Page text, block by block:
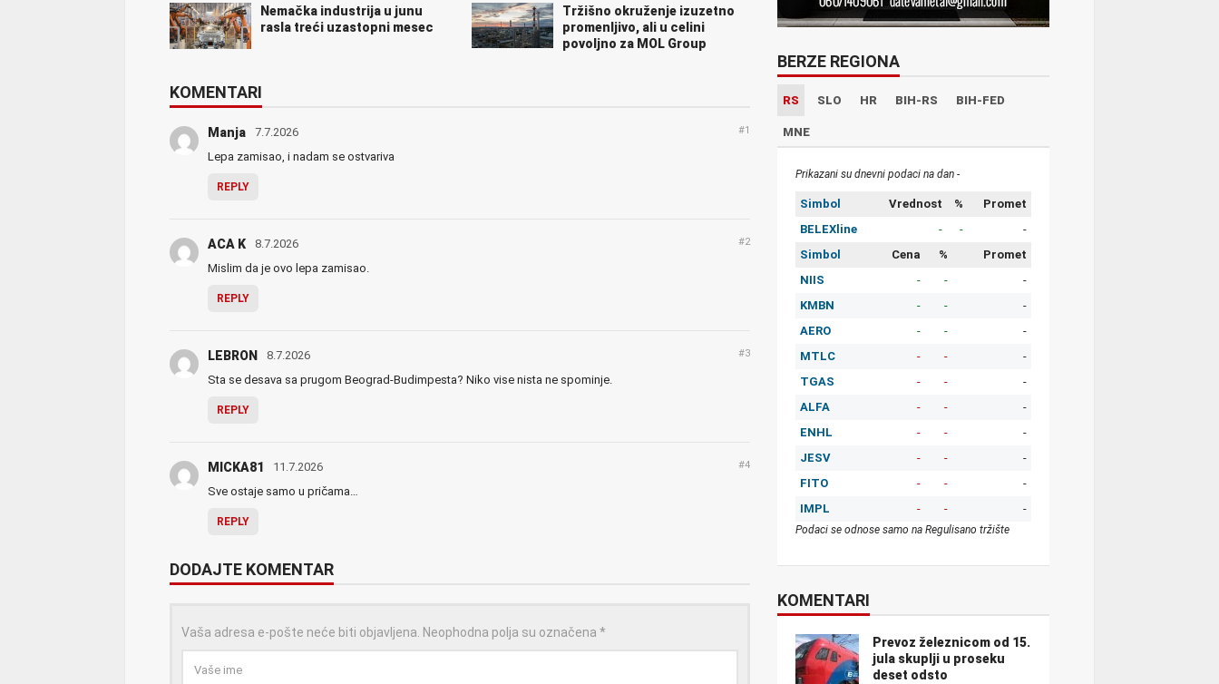
Nemačka industrija u junu
rasla treći uzastopni mesec
Tržišno okruženje izuzetno
promenljivo, ali u celini
povoljno za MOL Group
KOMENTARI
Manja 7.7.2026 #1
Lepa zamisao, i nadam se ostvariva
REPLY
ACA K 8.7.2026 #2
Mislim da je ovo lepa zamisao.
REPLY
LEBRON 8.7.2026 #3
Sta se desava sa prugom Beograd-Budimpesta? Niko vise nista ne spominje.
REPLY
MICKA81 11.7.2026 #4
Sve ostaje samo u pričama…
REPLY
DODAJTE KOMENTAR
Vaša adresa e-pošte neće biti objavljena. Neophodna polja su označena *
BERZE REGIONA
RS SLO HR BIH-RS BIH-FED
MNE
Prikazani su dnevni podaci na dan -
Simbol Vrednost %
Promet
BELEXline
- -
-
Simbol
Cena %
Promet
NIIS
- -
-
KMBN
- -
-
AERO
- -
-
MTLC
- -
-
TGAS
- -
-
ALFA
- -
-
ENHL
- -
-
JESV
- -
-
FITO
- -
-
IMPL
- - -
Podaci se odnose samo na Regulisano tržište
KOMENTARI
Prevoz železnicom od 15.
jula skuplji u proseku
deset odsto